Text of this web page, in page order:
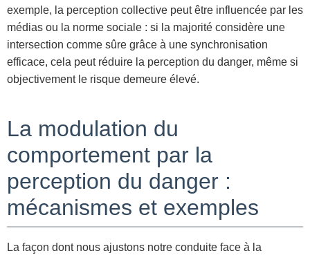
exemple, la perception collective peut être influencée par les
médias ou la norme sociale : si la majorité considère une
intersection comme sûre grâce à une synchronisation
efficace, cela peut réduire la perception du danger, même si
objectivement le risque demeure élevé.
La modulation du
comportement par la
perception du danger :
mécanismes et exemples
La façon dont nous ajustons notre conduite face à la